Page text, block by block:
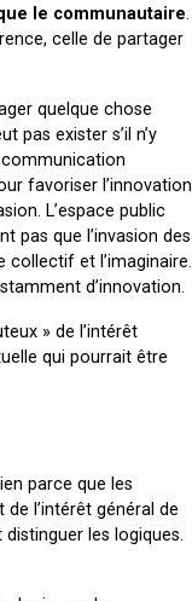
le communautaire.
celle de partager
quelque chose
pas exister s’il n’y
favoriser l’innovation
L’espace public
pas que l’invasion des
collectif et l’imaginaire.
d’innovation.
» de l’intérêt
qui pourrait être
parce que les
l’intérêt général de
distinguer les logiques.